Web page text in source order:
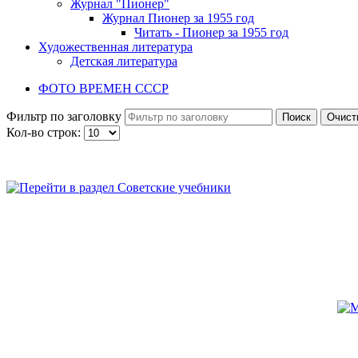
Журнал "Пионер"
Журнал Пионер за 1955 год
Читать - Пионер за 1955 год
Художественная литература
Детская литература
ФОТО ВРЕМЕН СССР
Фильтр по заголовку Поиск
Кол-во строк: